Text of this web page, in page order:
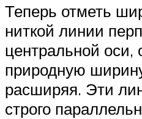
Теперь отметь
ниткой линии
центральной оси,
природную
расширяя. Эти
строго